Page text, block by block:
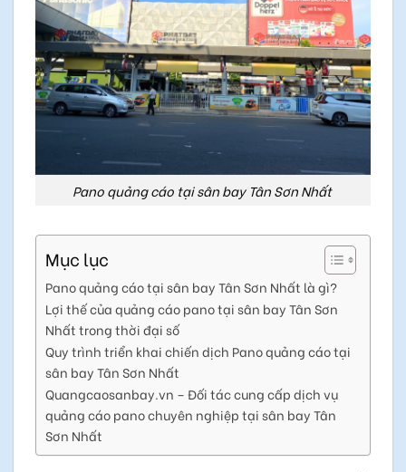
Pano quảng cáo tại sân bay Tân Sơn Nhất
Mục lục
Pano quảng cáo tại sân bay Tân Sơn Nhất là gì?
Lợi thế của quảng cáo pano tại sân bay Tân Sơn
Nhất trong thời đại số
Quy trình triển khai chiến dịch Pano quảng cáo tại
sân bay Tân Sơn Nhất
Quangcaosanbay.vn – Đối tác cung cấp dịch vụ
quảng cáo pano chuyên nghiệp tại sân bay Tân
Sơn Nhất